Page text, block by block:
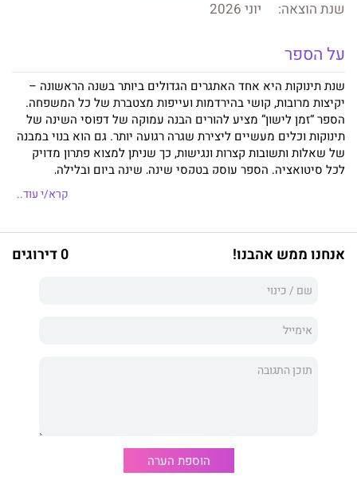
שנת הוצאה:
יוני 2026
על הספר
שנת תינוקות היא אחד האתגרים הגדולים ביותר בשנה הראשונה –
יקיצות מרובות, קושי בהירדמות ועייפות מצטברת של כל המשפחה.
הספר “זמן לישון” מציע להורים הבנה עמוקה של דפוסי השינה של
תינוקות וכלים מעשיים ליצירת שגרה רגועה יותר. גם הוא בנוי במבנה
של שאלות ותשובות קצרות ונגישות, כך שניתן למצוא פתרון מדויק
לכל סיטואציה. הספר עוסק בטקסי שינה, שינה ביום ובלילה,
התמודדות עם התעוררויות והרגלים שמקשים על השינה. זהו מדריך
רגיש ומציאותי שמסייע להורים לשפר את השינה – בלי לחץ, בלי
קרא/י עוד..
אנחנו ממש אהבנו! 0 דירוגים
הוספת הערה